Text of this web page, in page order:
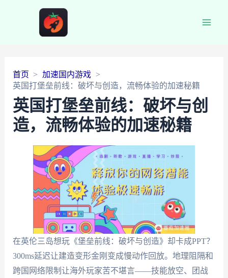
首页
加速国内游戏
英国打堡垒前线：破坏与创造，流畅体验的加速秘籍
英国打堡垒前线：破坏与创
造，流畅体验的加速秘籍
在英伦三岛想玩《堡垒前线：破坏与创造》却卡成PPT？
300ms延迟让建造变形金刚变成慢动作回放。地理阻隔和
跨国网络限制让海外玩家苦不堪言——技能放空、团战